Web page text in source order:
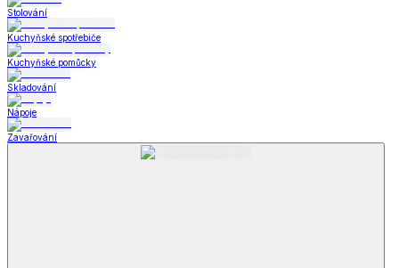
Stolování
Kuchyňské spotřebiče
Kuchyňské pomůcky
Skladování
Nápoje
Zavařování